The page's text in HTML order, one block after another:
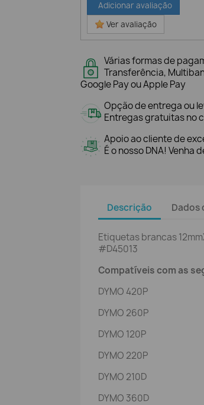
Adicionar avaliação
Ver avaliação
Várias formas de
Transferência,
Google Pay ou Apple Pay
Opção de entrega ou
Entregas gratuitas no
Apoio ao cliente de
É o nosso DNA! Venha
Descrição Dados
Etiquetas brancas
#D45013
Compatíveis com as
DYMO 420P
DYMO 260P
DYMO 120P
DYMO 220P
DYMO 210D
DYMO 360D